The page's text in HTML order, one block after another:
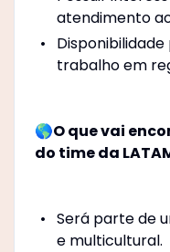
atendimento
trabalho em
🌎O que vai
do time da
Será parte de
e multicultural.